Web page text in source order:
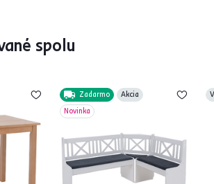
spolu
Zadarmo
Akcia
Novinka